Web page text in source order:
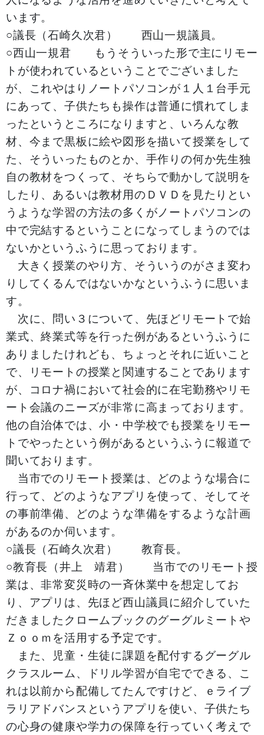
います。
○議長（石崎久次君） 西山一規議員。
○西山一規君 もうそういった形で主にリモー
トが使われているということでございました
が、これやはりノートパソコンが１人１台手元
にあって、子供たちも操作は普通に慣れてしま
ったというところになりますと、いろんな教
材、今まで黒板に絵や図形を描いて授業をして
た、そういったものとか、手作りの何か先生独
自の教材をつくって、そちらで動かして説明を
したり、あるいは教材用のＤＶＤを見たりとい
うような学習の方法の多くがノートパソコンの
中で完結するということになってしまうのでは
ないかというふうに思っております。
大きく授業のやり方、そういうのがさま変わ
りしてくるんではないかなというふうに思いま
す。
次に、問い３について、先ほどリモートで始
業式、終業式等を行った例があるというふうに
ありましたけれども、ちょっとそれに近いこと
で、リモートの授業と関連することであります
が、コロナ禍において社会的に在宅勤務やリモ
ート会議のニーズが非常に高まっております。
他の自治体では、小・中学校でも授業をリモー
トでやったという例があるというふうに報道で
聞いております。
当市でのリモート授業は、どのような場合に
行って、どのようなアプリを使って、そしてそ
の事前準備、どのような準備をするような計画
があるのか伺います。
○議長（石崎久次君） 教育長。
○教育長（井上 靖君） 当市でのリモート授
業は、非常変災時の一斉休業中を想定してお
り、アプリは、先ほど西山議員に紹介していた
だきましたクロームブックのグーグルミートや
Ｚｏｏｍを活用する予定です。
また、児童・生徒に課題を配付するグーグル
クラスルーム、ドリル学習が自宅でできる、こ
れは以前から配備してたんですけど、ｅライブ
ラリアドバンスというアプリを使い、子供たち
の心身の健康や学力の保障を行っていく考えで